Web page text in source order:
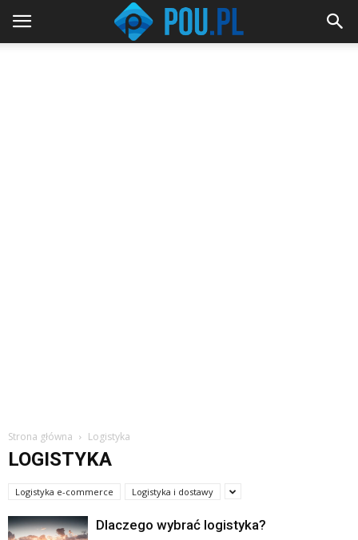
Strona główna Logistyka
LOGISTYKA
Logistyka e-commerce Logistyka i dostawy
Dlaczego wybrać logistyka?